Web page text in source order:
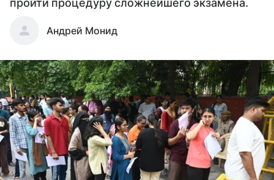
пройти процедуру сложнейшего экзамена.
Андрей Монид